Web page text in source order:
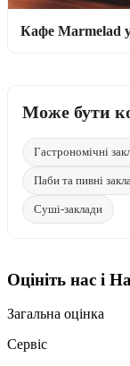
Кафе Marmelad
Може бути
Гастрономічні
Паби та пивні
Суші-заклади
Оцініть нас і
Загальна оцінка
Сервіс